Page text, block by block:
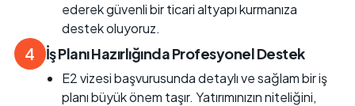
ederek güvenli bir ticari altyapı kurmanıza
destek oluyoruz.
4 İş Planı Hazırlığında Profesyonel Destek
E2 vizesi başvurusunda detaylı ve sağlam bir iş
planı büyük önem taşır. Yatırımınızın niteliğini,